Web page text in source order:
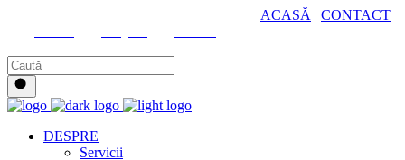
ACASĂ | CONTACT
DESPRE
Servicii